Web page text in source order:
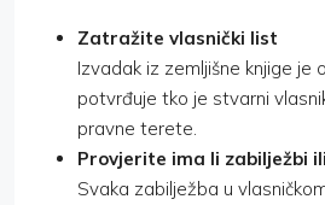
Zatražite vlasnički list
Izvadak iz zemljišne knjige je
potvrđuje tko je stvarni
pravne terete.
Provjerite ima li zabilježbi
Svaka zabilježba u